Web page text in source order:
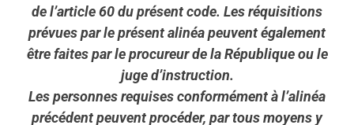
de l’article 60 du présent code. Les réquisitions
prévues par le présent alinéa peuvent également
être faites par le procureur de la République ou le
juge d’instruction.
Les personnes requises conformément à l’alinéa
précédent peuvent procéder, par tous moyens y